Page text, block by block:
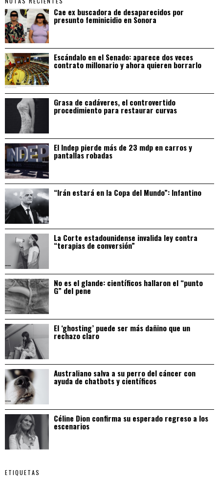
Cae ex buscadora de desaparecidos por
presunto feminicidio en Sonora
Escándalo en el Senado: aparece dos veces
contrato millonario y ahora quieren borrarlo
Grasa de cadáveres, el controvertido
procedimiento para restaurar curvas
El Indep pierde más de 23 mdp en carros y
pantallas robadas
“Irán estará en la Copa del Mundo”: Infantino
La Corte estadounidense invalida ley contra
“terapias de conversión”
No es el glande: científicos hallaron el “punto
G” del pene
El ‘ghosting’ puede ser más dañino que un
rechazo claro
Australiano salva a su perro del cáncer con
ayuda de chatbots y científicos
Céline Dion confirma su esperado regreso a los
escenarios
ETIQUETAS